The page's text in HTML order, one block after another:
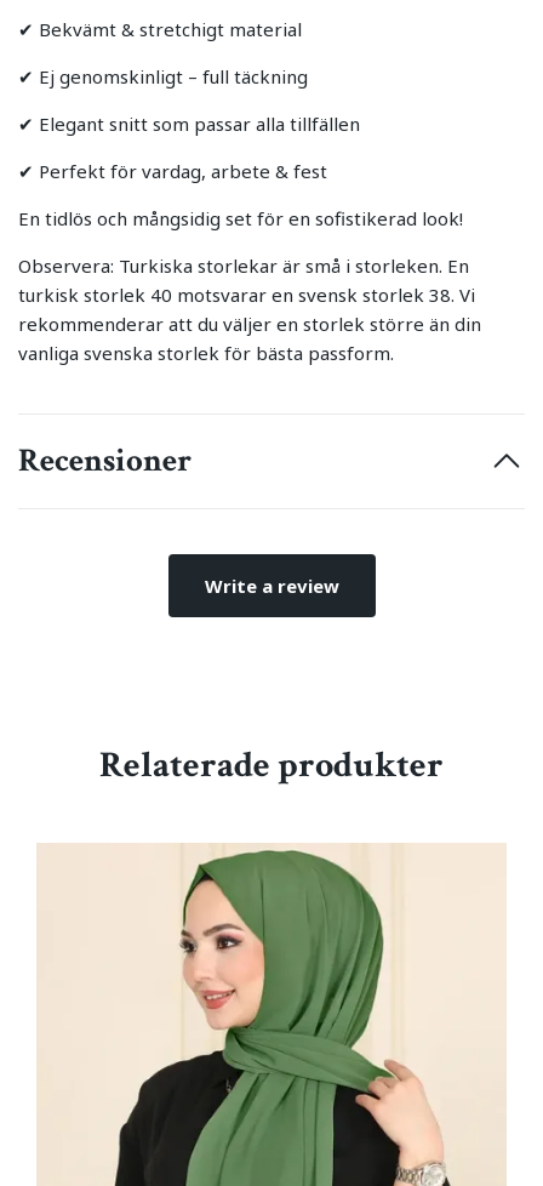
✔ Bekvämt & stretchigt material
✔ Ej genomskinligt – full täckning
✔ Elegant snitt som passar alla tillfällen
✔ Perfekt för vardag, arbete & fest
En tidlös och mångsidig set för en sofistikerad look!
Observera: Turkiska storlekar är små i storleken. En
turkisk storlek 40 motsvarar en svensk storlek 38. Vi
rekommenderar att du väljer en storlek större än din
vanliga svenska storlek för bästa passform.
Recensioner
Write a review
Relaterade produkter